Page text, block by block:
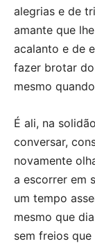
alegrias e de
amante que
acalanto e de
fazer brotar
mesmo
É ali, na
conversar,
novamente
a escorrer em
um tempo
mesmo que
sem freios